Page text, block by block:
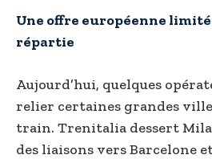
Une offre européenne
répartie
Aujourd’hui, quelques
relier certaines grandes
train. Trenitalia dessert
des liaisons vers Barcelone